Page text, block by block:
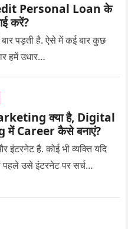
Personal Loan के
करें?
पड़ती है. ऐसे में कई बार कुछ
हमें उधार…
क्या है, Digital
Career कैसे बनाएं?
है. कोई भी व्यक्ति यदि
पहले उसे इंटरनेट पर सर्च…